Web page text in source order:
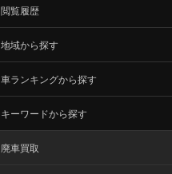
閲覧履歴
地域から探す
車ランキングから探す
キーワードから探す
廃車買取